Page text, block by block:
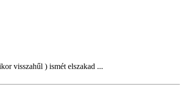
visszahűl ) ismét elszakad ...